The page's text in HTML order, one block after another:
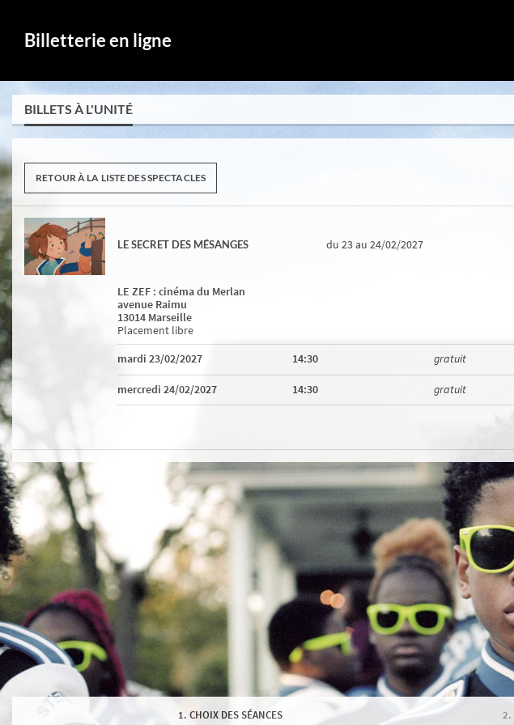
Billetterie en ligne
BILLETS À L'UNITÉ
RETOUR À LA LISTE DES SPECTACLES
LE SECRET DES MÉSANGES du 23au 24/02/2027
LE ZEF : cinéma du Merlan
avenue Raimu
13014 Marseille
Placement libre
mardi 23/02/2027
14:30 gratuit
mercredi 24/02/2027 14:30 gratuit
CHOIX DES SÉANCES